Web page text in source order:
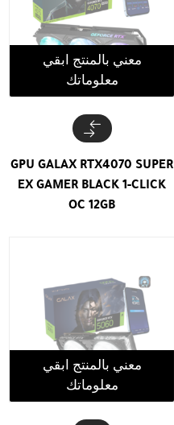
معني بالمنتج ابقي
معلوماتك
GPU GALAX RTX4070 SUPER
EX GAMER BLACK 1-CLICK
OC 12GB
معني بالمنتج ابقي
معلوماتك